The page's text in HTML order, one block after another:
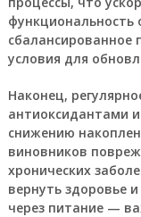
функциональность
сбалансированное
условия для
Наконец,
антиоксидантами
снижению
виновников
хронических
вернуть здоровье
через питание —